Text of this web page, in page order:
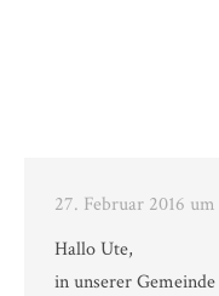
27. Februar 2016 um
Hallo Ute,
in unserer